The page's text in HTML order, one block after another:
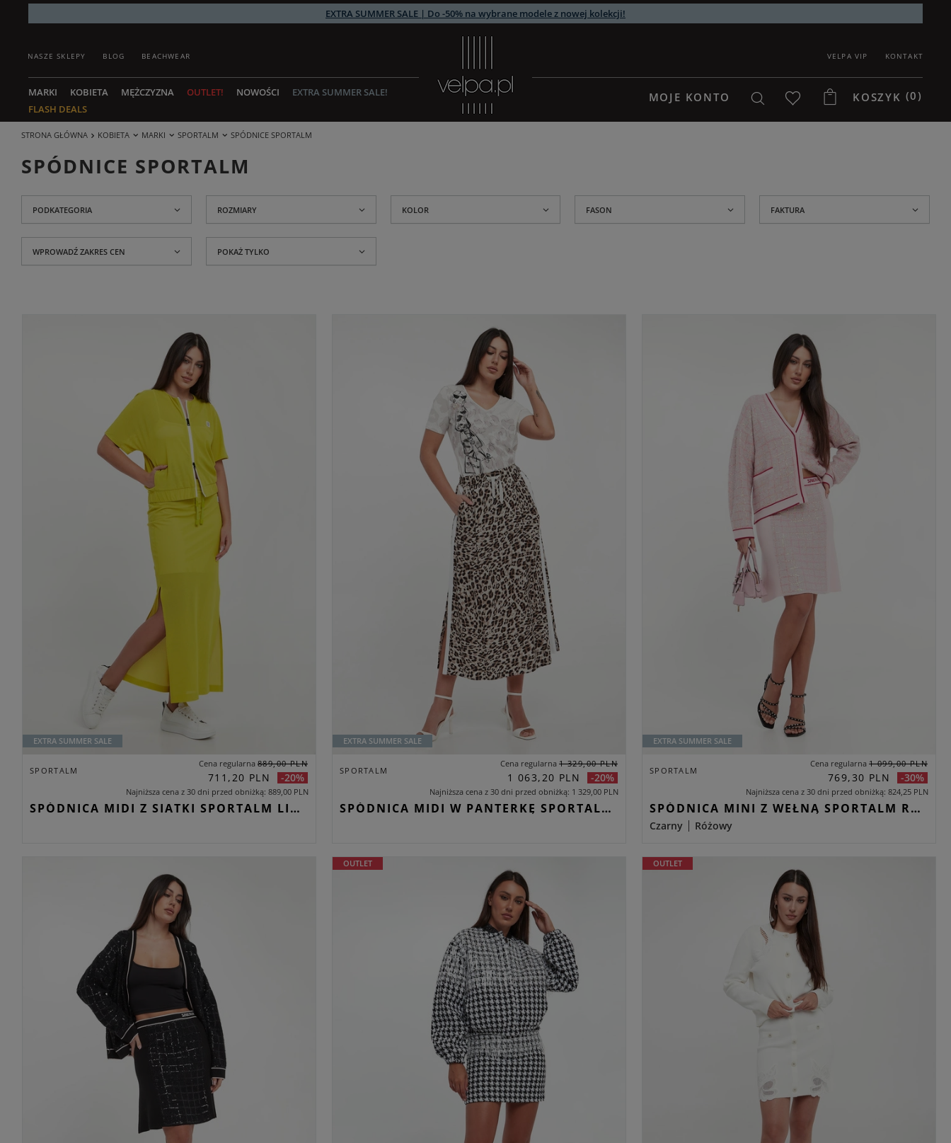
EXTRA SUMMER SALE | Do -50% na wybrane modele z nowej kolekcji!
NASZE SKLEPY BLOG BEACHWEAR KONTAKT
VELPA VIP
MARKI KOBIETA MĘŻCZYZNA OUTLET! NOWOŚCI
EXTRA SUMMER SALE!
FLASH DEALS
MOJE KONTO KOSZYK (0)
STRONA GŁÓWNA KOBIETA MARKI SPORTALM SPÓDNICE SPORTALM
SPÓDNICE SPORTALM
PODKATEGORIA ROZMIARY KOLOR FASON FAKTURA
WPROWADŹ ZAKRES CEN POKAŻ TYLKO
EXTRA SUMMER SALE
SPORTALM
Cena regularna 889,00 PLN
711,20 PLN -20%
Najniższa cena z 30 dni przed obniżką 889,00 PLN
SPÓDNICA MIDI Z SIATKI SPORTALM LIMONKOWY REGULAR
EXTRA SUMMER SALE
SPORTALM
Cena regularna 1 329,00 PLN
1 063,20 PLN -20%
Najniższa cena z 30 dni przed obniżką 1 329,00 PLN
SPÓDNICA MIDI W PANTERKĘ SPORTALM BEŻOWY REGULAR
EXTRA SUMMER SALE
SPORTALM
Cena regularna 1 099,00 PLN
769,30 PLN -30%
Najniższa cena z 30 dni przed obniżką 824,25 PLN
SPÓDNICA MINI Z WEŁNĄ SPORTALM RÓŻOWY REGULAR
Czarny Różowy
OUTLET OUTLET